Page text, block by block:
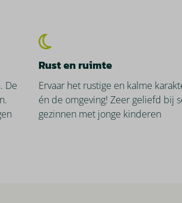
De
Rust en ruimte
Ervaar het rustige en kalme
én de omgeving! Zeer geliefd bij
gezinnen met jonge kinderen